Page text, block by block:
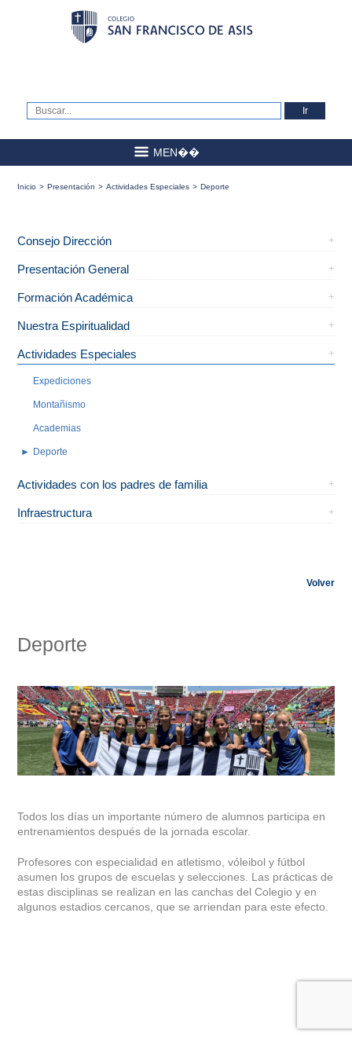
MEN��
Inicio > Presentación > Actividades Especiales > Deporte
Consejo Dirección
Presentación General
Formación Académica
Nuestra Espiritualidad
Actividades Especiales
Expediciones
Montañismo
Academias
Deporte
Actividades con los padres de familia
Infraestructura
Volver
Deporte
Todos los días un importante número de alumnos participa en
entrenamientos después de la jornada escolar.
Profesores con especialidad en atletismo, vóleibol y fútbol
asumen los grupos de escuelas y selecciones. Las prácticas de
estas disciplinas se realizan en las canchas del Colegio y en
algunos estadios cercanos, que se arriendan para este efecto.